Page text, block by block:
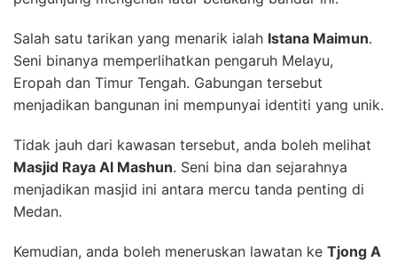
Salah satu tarikan yang menarik ialah Istana Maimun.
Seni binanya memperlihatkan pengaruh Melayu,
Eropah dan Timur Tengah. Gabungan tersebut
menjadikan bangunan ini mempunyai identiti yang unik.
Tidak jauh dari kawasan tersebut, anda boleh melihat
Masjid Raya Al Mashun. Seni bina dan sejarahnya
menjadikan masjid ini antara mercu tanda penting di
Medan.
Kemudian, anda boleh meneruskan lawatan ke Tjong A